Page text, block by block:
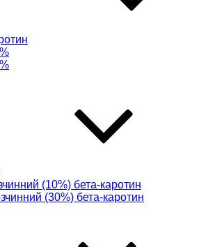
(10%) бета-каротин
(30%) бета-каротин